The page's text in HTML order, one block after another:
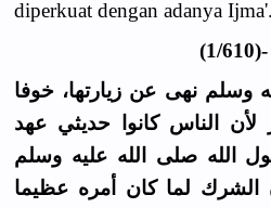
diperkuat dengan adanya Ijma'.
وسلم نهى عن زيارتها، خوفا
الناس كانوا حديثي عهد
الله صلى الله عليه وسلم
الشرك لما كان أمره عظيما